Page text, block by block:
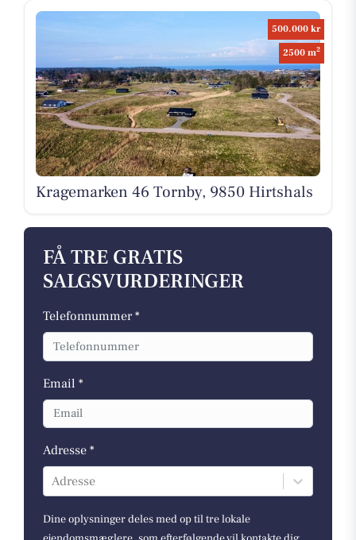
500.000 kr
2500 m2
Kragemarken 46 Tornby, 9850 Hirtshals
FÅ TRE GRATIS
SALGSVURDERINGER
Telefonnummer *
Email *
Adresse *
Adresse
Dine oplysninger deles med op til tre lokale